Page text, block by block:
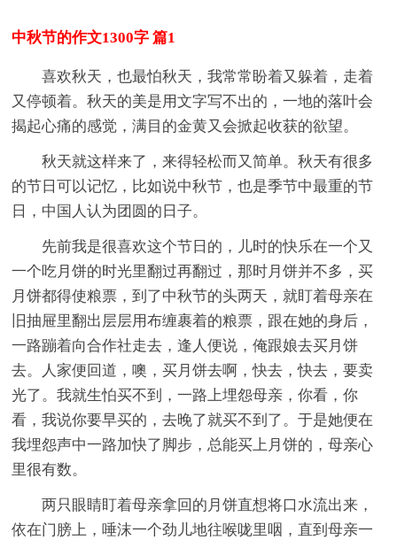
中秋节的作文1300字 篇1
喜欢秋天，也最怕秋天，我常常盼着又躲着，走着
又停顿着。秋天的美是用文字写不出的，一地的落叶会
揭起心痛的感觉，满目的金黄又会掀起收获的欲望。
秋天就这样来了，来得轻松而又简单。秋天有很多
的节日可以记忆，比如说中秋节，也是季节中最重的节
日，中国人认为团圆的日子。
先前我是很喜欢这个节日的，儿时的快乐在一个又
一个吃月饼的时光里翻过再翻过，那时月饼并不多，买
月饼都得使粮票，到了中秋节的头两天，就盯着母亲在
旧抽屉里翻出层层用布缠裹着的粮票，跟在她的身后，
一路蹦着向合作社走去，逢人便说，俺跟娘去买月饼
去。人家便回道，噢，买月饼去啊，快去，快去，要卖
光了。我就生怕买不到，一路上埋怨母亲，你看，你
看，我说你要早买的，去晚了就买不到了。于是她便在
我埋怨声中一路加快了脚步，总能买上月饼的，母亲心
里很有数。
两只眼睛盯着母亲拿回的月饼直想将口水流出来，
依在门膀上，唾沫一个劲儿地往喉咙里咽，直到母亲一